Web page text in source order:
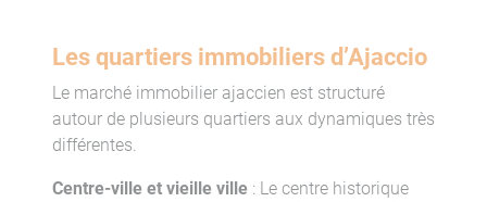
Les quartiers immobiliers d’Ajaccio
Le marché immobilier ajaccien est structuré
autour de plusieurs quartiers aux dynamiques très
différentes.
Centre-ville et vieille ville : Le centre historique